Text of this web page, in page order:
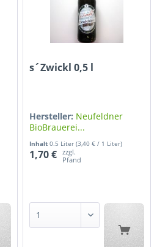
s´Zwickl 0,5 l
Hersteller: Neufeldner
BioBrauerei...
Inhalt0.5 Liter(3,40 € / 1 Liter)
1,70 €
zzgl.
Pfand